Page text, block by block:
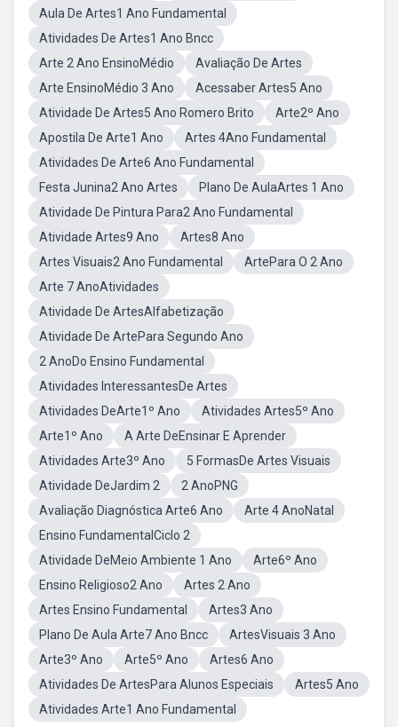
Aula De Artes1 Ano Fundamental
Atividades De Artes1 Ano Bncc
Arte 2 Ano EnsinoMédio
Avaliação De Artes
Arte EnsinoMédio 3 Ano
Acessaber Artes5 Ano
Atividade De Artes5 Ano Romero Brito
Arte2º Ano
Apostila De Arte1 Ano
Artes 4Ano Fundamental
Atividades De Arte6 Ano Fundamental
Festa Junina2 Ano Artes
Plano De AulaArtes 1 Ano
Atividade De Pintura Para2 Ano Fundamental
Atividade Artes9 Ano
Artes8 Ano
Artes Visuais2 Ano Fundamental
ArtePara O 2 Ano
Arte 7 AnoAtividades
Atividade De ArtesAlfabetização
Atividade De ArtePara Segundo Ano
2 AnoDo Ensino Fundamental
Atividades InteressantesDe Artes
Atividades DeArte1º Ano
Atividades Artes5º Ano
Arte1º Ano
A Arte DeEnsinar E Aprender
Atividades Arte3º Ano
5 FormasDe Artes Visuais
Atividade DeJardim 2
2 AnoPNG
Avaliação Diagnóstica Arte6 Ano
Arte 4 AnoNatal
Ensino FundamentalCiclo 2
Atividade DeMeio Ambiente 1 Ano
Arte6º Ano
Ensino Religioso2 Ano
Artes 2 Ano
Artes Ensino Fundamental
Artes3 Ano
Plano De Aula Arte7 Ano Bncc
ArtesVisuais 3 Ano
Arte3º Ano
Arte5º Ano
Artes6 Ano
Atividades De ArtesPara Alunos Especiais
Artes5 Ano
Atividades Arte1 Ano Fundamental